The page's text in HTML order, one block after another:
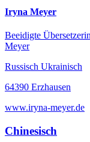
Iryna Meyer
Beeidigte
Meyer
Russisch Ukrainisch
64390 Erzhausen
www.iryna-meyer.de
Chinesisch